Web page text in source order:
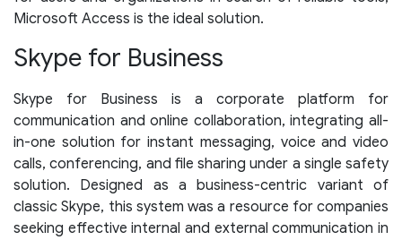
Microsoft Access is the ideal solution.
Skype for Business
Skype for Business is a corporate platform for
communication and online collaboration, integrating all-
in-one solution for instant messaging, voice and video
calls, conferencing, and file sharing under a single safety
solution. Designed as a business-centric variant of
classic Skype, this system was a resource for companies
seeking effective internal and external communication in